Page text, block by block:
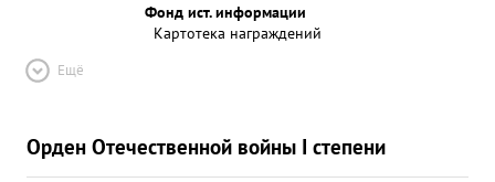
Фонд ист. информации
Картотека награждений
Ещё
Орден Отечественной войны I степени